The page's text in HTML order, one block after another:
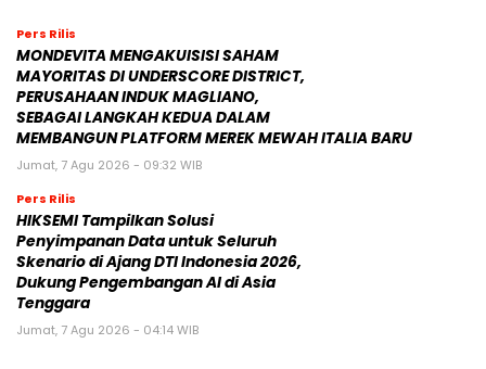
Pers Rilis
MONDEVITA MENGAKUISISI SAHAM
MAYORITAS DI UNDERSCORE DISTRICT,
PERUSAHAAN INDUK MAGLIANO,
SEBAGAI LANGKAH KEDUA DALAM
MEMBANGUN PLATFORM MEREK MEWAH ITALIA BARU
Jumat, 7 Agu 2026 - 09:32 WIB
Pers Rilis
HIKSEMI Tampilkan Solusi
Penyimpanan Data untuk Seluruh
Skenario di Ajang DTI Indonesia 2026,
Dukung Pengembangan AI di Asia
Tenggara
Jumat, 7 Agu 2026 - 04:14 WIB